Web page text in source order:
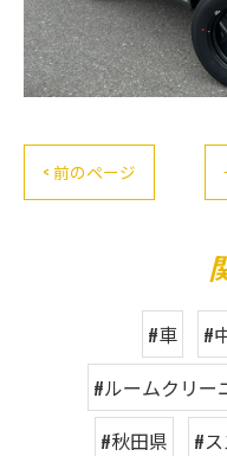
< 前のページ
#車 #
#ルームクリー
#秋田県
#